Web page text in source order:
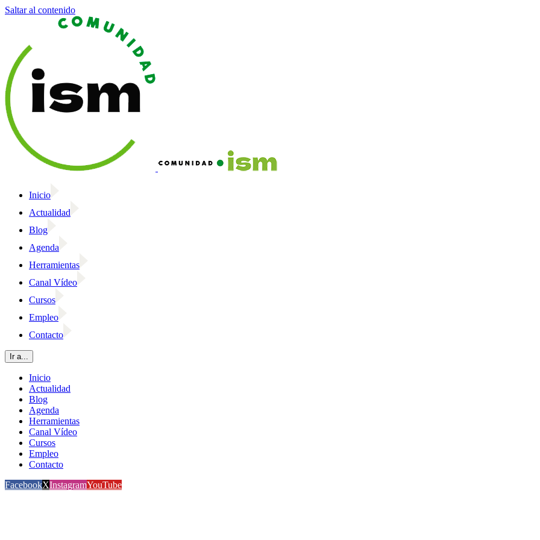
Saltar al contenido
Inicio
Actualidad
Blog
Agenda
Herramientas
Canal Vídeo
Cursos
Empleo
Contacto
Ir a...
Inicio
Actualidad
Blog
Agenda
Herramientas
Canal Vídeo
Cursos
Empleo
Contacto
FacebookXInstagramYouTube